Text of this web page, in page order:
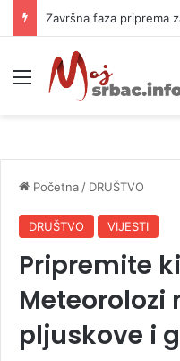
Meni
Početna / DRUŠTVO
DRUŠTVO VIJESTI
Pripremite
Meteorolozi
pljuskove i